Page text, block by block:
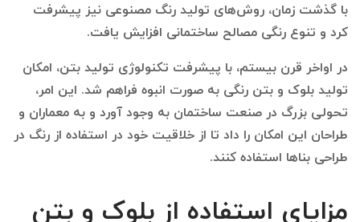
با گذشت زمان، روش‌های تولید رنگ مصنوعی نیز پیشرفت
کرد و تنوع رنگی مصالح ساختمانی افزایش یافت.
در اواخر قرن بیستم، با پیشرفت تکنولوژی تولید بتن، امکان
تولید بلوک و بتن رنگی به صورت انبوه فراهم شد. این امر،
تحولی بزرگ در صنعت ساختمان به وجود آورد و به معماران و
طراحان این امکان را داد تا از خلاقیت خود در استفاده از رنگ در
طراحی بناها استفاده کنند.
مزایای استفاده از بلوک و بتن